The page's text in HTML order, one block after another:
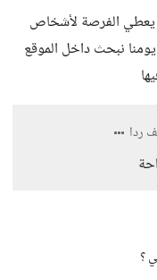
الفرصة لأشخاص
نبحث داخل الموقع
ردا
؟